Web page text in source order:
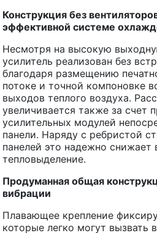
Конструкция без
эффективной системе
Несмотря на высокую
усилитель реализован без
благодаря размещению
потоке и точной компоновке
выходов теплого воздуха.
увеличивается также за счет
усилительных модулей
панели. Наряду с ребристой
панелей это надежно снижает
тепловыделение.
Продуманная общая
вибрации
Плавающее крепление
которые легко могут вызвать